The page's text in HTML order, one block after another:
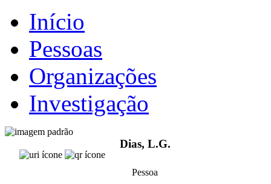
Início
Pessoas
Organizações
Investigação
Dias, L.G.
Pessoa